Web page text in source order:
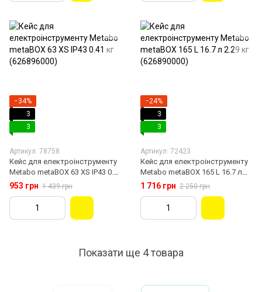
−34%
3
3
Артикул: 78758
Кейс для електроінструменту
Metabo metaBOX 63 XS IP43 0.41
кг (626896000)
953 грн 1 439 грн
−24%
3
3
Артикул: 72423
Кейс для електроінструменту
Metabo metaBOX 165 L 16.7 л
2.29 кг (626890000)
1 716 грн 2 250 грн
Показати ще 4 товара